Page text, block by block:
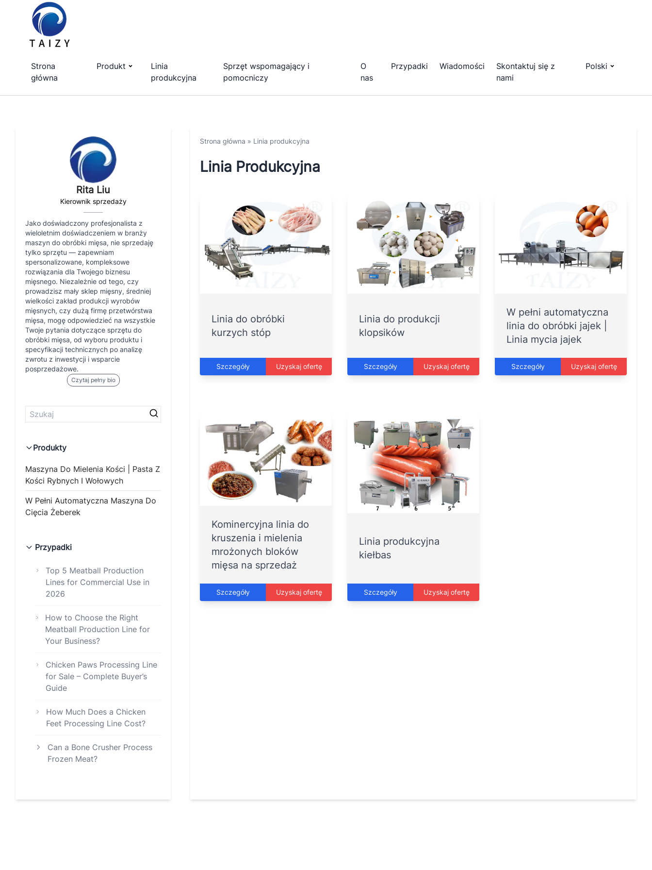
Strona
główna
Produkt
Linia
produkcyjna
Sprzęt wspomagający i
pomocniczy
O
nas
Przypadki Wiadomości
Skontaktuj się z
nami
Polski
Rita Liu
Kierownik sprzedaży
Jako doświadczony profesjonalista z
wieloletnim doświadczeniem w branży
maszyn do obróbki mięsa, nie sprzedaję
tylko sprzętu — zapewniam
spersonalizowane, kompleksowe
rozwiązania dla Twojego biznesu
mięsnego. Niezależnie od tego, czy
prowadzisz mały sklep mięsny, średniej
wielkości zakład produkcji wyrobów
mięsnych, czy dużą firmę przetwórstwa
mięsa, mogę odpowiedzieć na wszystkie
Twoje pytania dotyczące sprzętu do
obróbki mięsa, od wyboru produktu i
specyfikacji technicznych po analizę
zwrotu z inwestycji i wsparcie
posprzedażowe.
Czytaj pełny bio
Produkty
Maszyna Do Mielenia Kości | Pasta Z
Kości Rybnych I Wołowych
W Pełni Automatyczna Maszyna Do
Cięcia Żeberek
Przypadki
Top 5 Meatball Production
Lines for Commercial Use in
2026
How to Choose the Right
Meatball Production Line for
Your Business?
Chicken Paws Processing Line
for Sale – Complete Buyer’s
Guide
How Much Does a Chicken
Feet Processing Line Cost?
Can a Bone Crusher Process
Frozen Meat?
Strona główna » Linia produkcyjna
Linia Produkcyjna
Linia do obróbki
kurzych stóp
Szczegóły Uzyskaj ofertę
Linia do produkcji
klopsików
Szczegóły Uzyskaj ofertę
W pełni automatyczna
linia do obróbki jajek |
Linia mycia jajek
Szczegóły Uzyskaj ofertę
Kominercyjna linia do
kruszenia i mielenia
mrożonych bloków
mięsa na sprzedaż
Szczegóły Uzyskaj ofertę
Linia produkcyjna
kiełbas
Szczegóły Uzyskaj ofertę